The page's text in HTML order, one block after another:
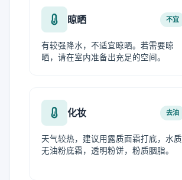
晾晒 不宜
有较强降水，不适宜晾晒。若需要晾
晒，请在室内准备出充足的空间。
化妆 去油
天气较热，建议用露质面霜打底，水质
无油粉底霜，透明粉饼，粉质胭脂。